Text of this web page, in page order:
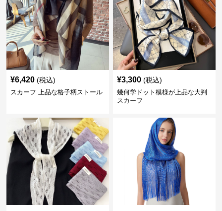
¥6,420 (税込)
スカーフ 上品な格子柄ストール
¥3,300 (税込)
幾何学ドット模様が上品な大判
スカーフ